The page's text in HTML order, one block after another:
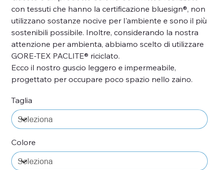
con tessuti che hanno la certificazione bluesign®, non
utilizzano sostanze nocive per l'ambiente e sono il più
sostenibili possibile. Inoltre, considerando la nostra
attenzione per ambienta, abbiamo scelto di utilizzare
GORE-TEX PACLITE® riciclato.
Ecco il nostro guscio leggero e impermeabile,
progettato per occupare poco spazio nello zaino.
Taglia
Colore